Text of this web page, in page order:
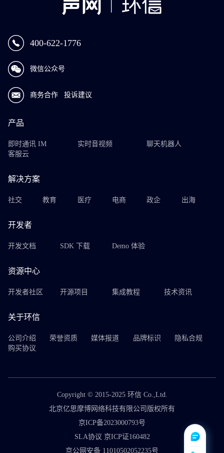
400-622-1776
微信公众号
商务合作 投诉建议
产品
即时通讯 IM 实时音视频
聊天机器人
客服云
解决方案
社交 教育 医疗 电商 政企 出海
开发者
开发文档 SDK 下载 Demo 体验
资源中心
开发者社区 开源项目 集成教程 技术资讯
关于环信
公司介绍 荣誉资质 媒体报道 品牌标识
隐私合规
购买协议
Copyright © 2015-2025 环信 Co.,Ltd.
北京亿思摩博网络科技有限公司版权所有
京ICP备2023000793号
SLA协议 京ICP证160482
京公网安备 11010502052235号